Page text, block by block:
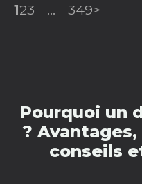
123 ... 349>
Pourquoi un
?
conseils